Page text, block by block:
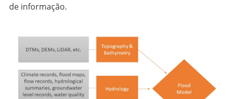
de informação.